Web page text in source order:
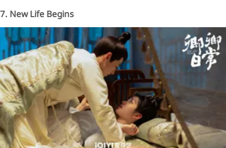
7. New Life Begins